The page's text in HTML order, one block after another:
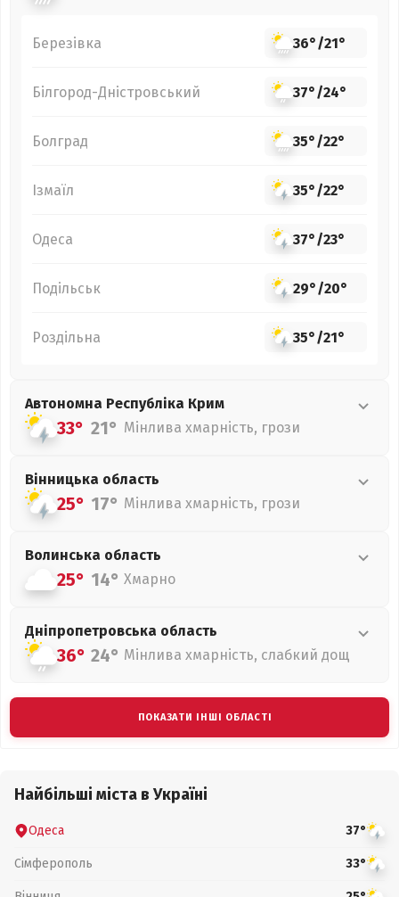
Березівка 36°/21°
Білгород-Дністровський 37°/24°
Болград 35°/22°
Ізмаїл 35°/22°
Одеса 37°/23°
Подільськ 29°/20°
Роздільна 35°/21°
Автономна Республіка Крим
33° 21° Мінлива хмарність, грози
Вінницька область
25° 17° Мінлива хмарність, грози
Волинська область
25° 14° Хмарно
Дніпропетровська область
36° 24° Мінлива хмарність, слабкий дощ
ПОКАЗАТИ ІНШІ ОБЛАСТІ
Найбільші міста в Україні
Одеса 37°
Сімферополь 33°